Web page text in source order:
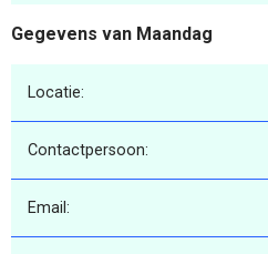
Gegevens van Maandag
Locatie:
Contactpersoon:
Email: